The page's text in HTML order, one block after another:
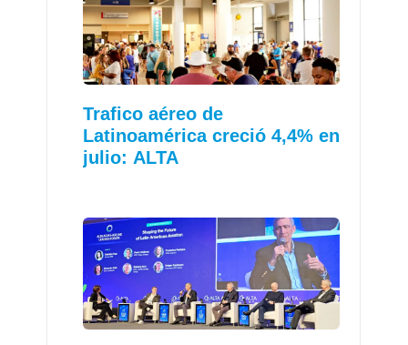
Trafico aéreo de
Latinoamérica creció 4,4% en
julio: ALTA